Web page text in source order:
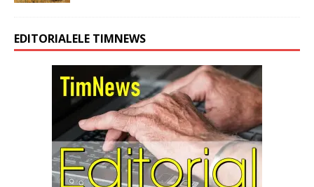
EDITORIALELE TIMNEWS